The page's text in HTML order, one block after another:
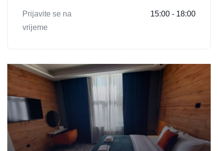
Prijavite se na
vrijeme
15:00 - 18:00